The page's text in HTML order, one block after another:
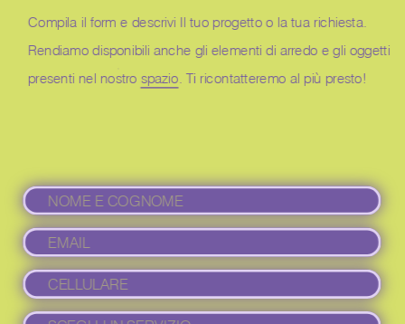
Compila il form e descrivi Il tuo progetto o la tua richiesta.
Rendiamo disponibili anche gli elementi di arredo e gli oggetti
presenti nel nostro spazio. Ti ricontatteremo al più presto!